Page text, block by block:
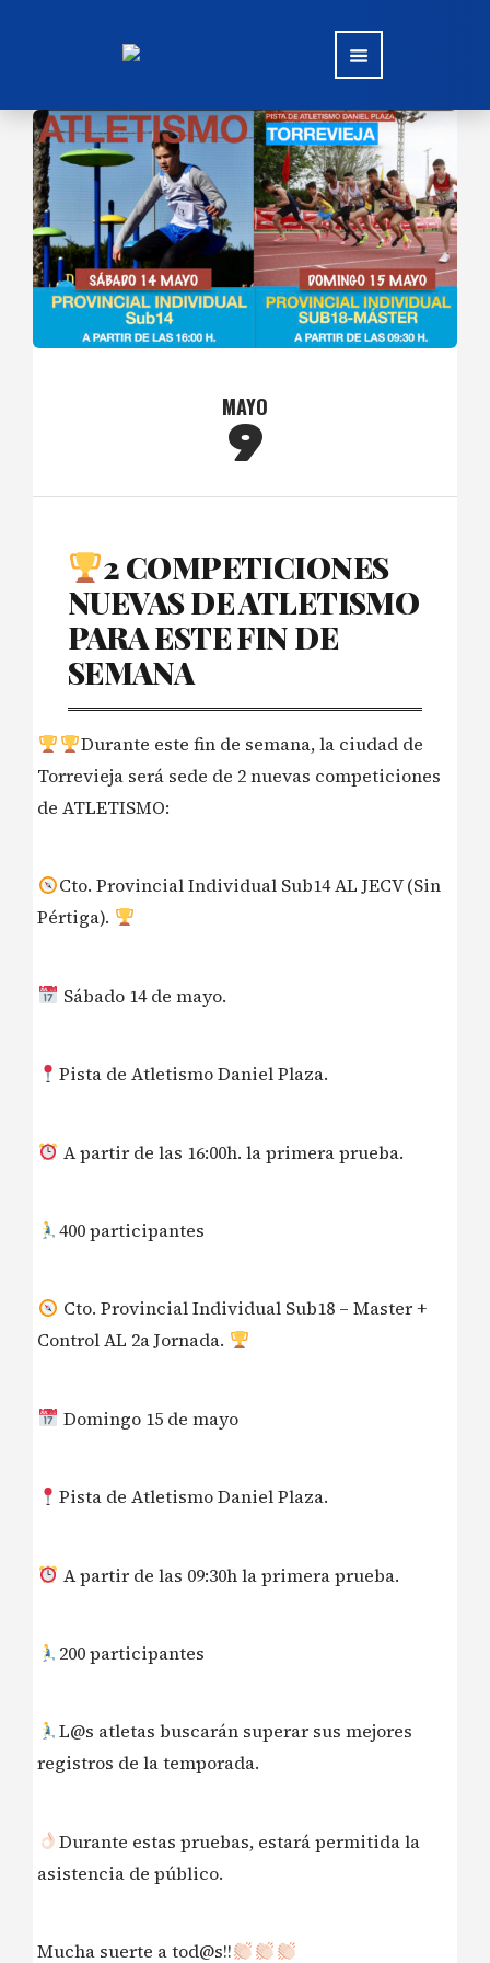
MAYO
9
2 COMPETICIONES
NUEVAS DE ATLETISMO
PARA ESTE FIN DE
SEMANA
Durante este fin de semana, la ciudad de
Torrevieja será sede de 2 nuevas competiciones
de ATLETISMO:
Cto. Provincial Individual Sub14 AL JECV (Sin
Pértiga).
Sábado 14 de mayo.
Pista de Atletismo Daniel Plaza.
A partir de las 16:00h. la primera prueba.
400 participantes
Cto. Provincial Individual Sub18 – Master +
Control AL 2a Jornada.
Domingo 15 de mayo
Pista de Atletismo Daniel Plaza.
A partir de las 09:30h la primera prueba.
200 participantes
L@s atletas buscarán superar sus mejores
registros de la temporada.
Durante estas pruebas, estará permitida la
asistencia de público.
Mucha suerte a tod@s!!